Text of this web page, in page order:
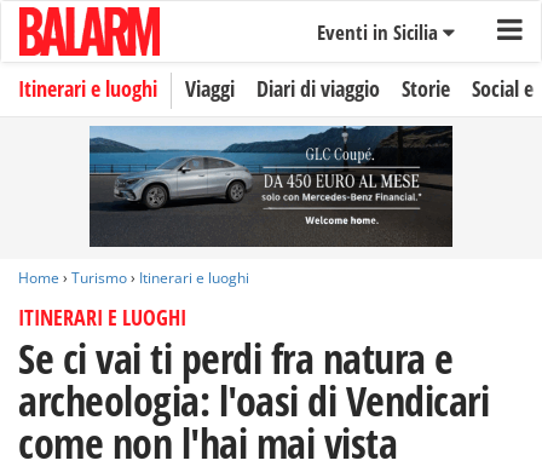
Eventi in Sicilia
Itinerari e luoghi Viaggi Diari di viaggio Storie Social
Home › Turismo› Itinerari e luoghi
ITINERARI E LUOGHI
Se ci vai ti perdi fra natura e
archeologia: l'oasi di Vendicari
come non l'hai mai vista